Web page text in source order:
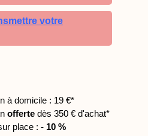
votre
à domicile : 19 €*
offerte dès 350 € d'achat*
place : - 10 %